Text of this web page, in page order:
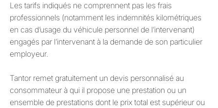
Les tarifs indiqués ne comprennent pas les frais
professionnels (notamment les indemnités kilométriques
en cas d’usage du véhicule personnel de l’intervenant)
engagés par l’intervenant à la demande de son particulier
employeur.
Tantor remet gratuitement un devis personnalisé au
consommateur à qui il propose une prestation ou un
ensemble de prestations dont le prix total est supérieur ou